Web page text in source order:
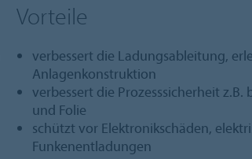
Vorteile
verbessert die Ladungsableitung,
Anlagenkonstruktion
verbessert die Prozesssicherheit
und Folie
schützt vor Elektronikschäden,
Funkenentladungen